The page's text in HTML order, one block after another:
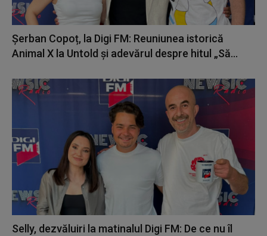
Șerban Copoț, la Digi FM: Reuniunea istorică
Animal X la Untold și adevărul despre hitul „Să...
Selly, dezvăluiri la matinalul Digi FM: De ce nu îl